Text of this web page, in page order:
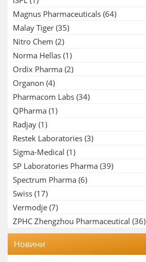
Magnus Pharmaceuticals (64)
Malay Tiger (35)
Nitro Chem (2)
Norma Hellas (1)
Ordix Pharma (2)
Organon (4)
Pharmacom Labs (34)
QPharma (1)
Radjay (1)
Restek Laboratories (3)
Sigma-Medical (1)
SP Laboratories Pharma (39)
Spectrum Pharma (6)
Swiss (17)
Vermodje (7)
ZPHC Zhengzhou Pharmaceutical (36)
Новини